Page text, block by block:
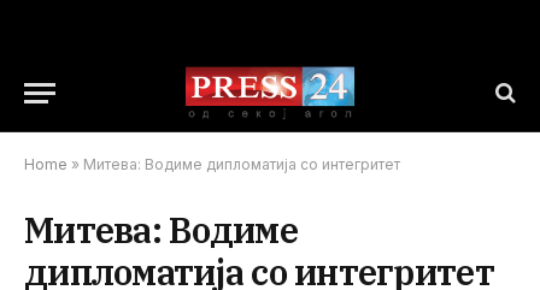
Home » Митева: Водиме дипломатија со интегритет
Митева: Водиме
дипломатија со интегритет